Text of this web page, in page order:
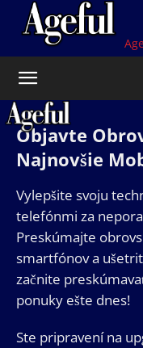
Objavte
Najnovšie
Vylepšite svoju
telefónmi za
Preskúmajte
smartfónov a
začnite
ponuky ešte dnes!
Ste pripravení na